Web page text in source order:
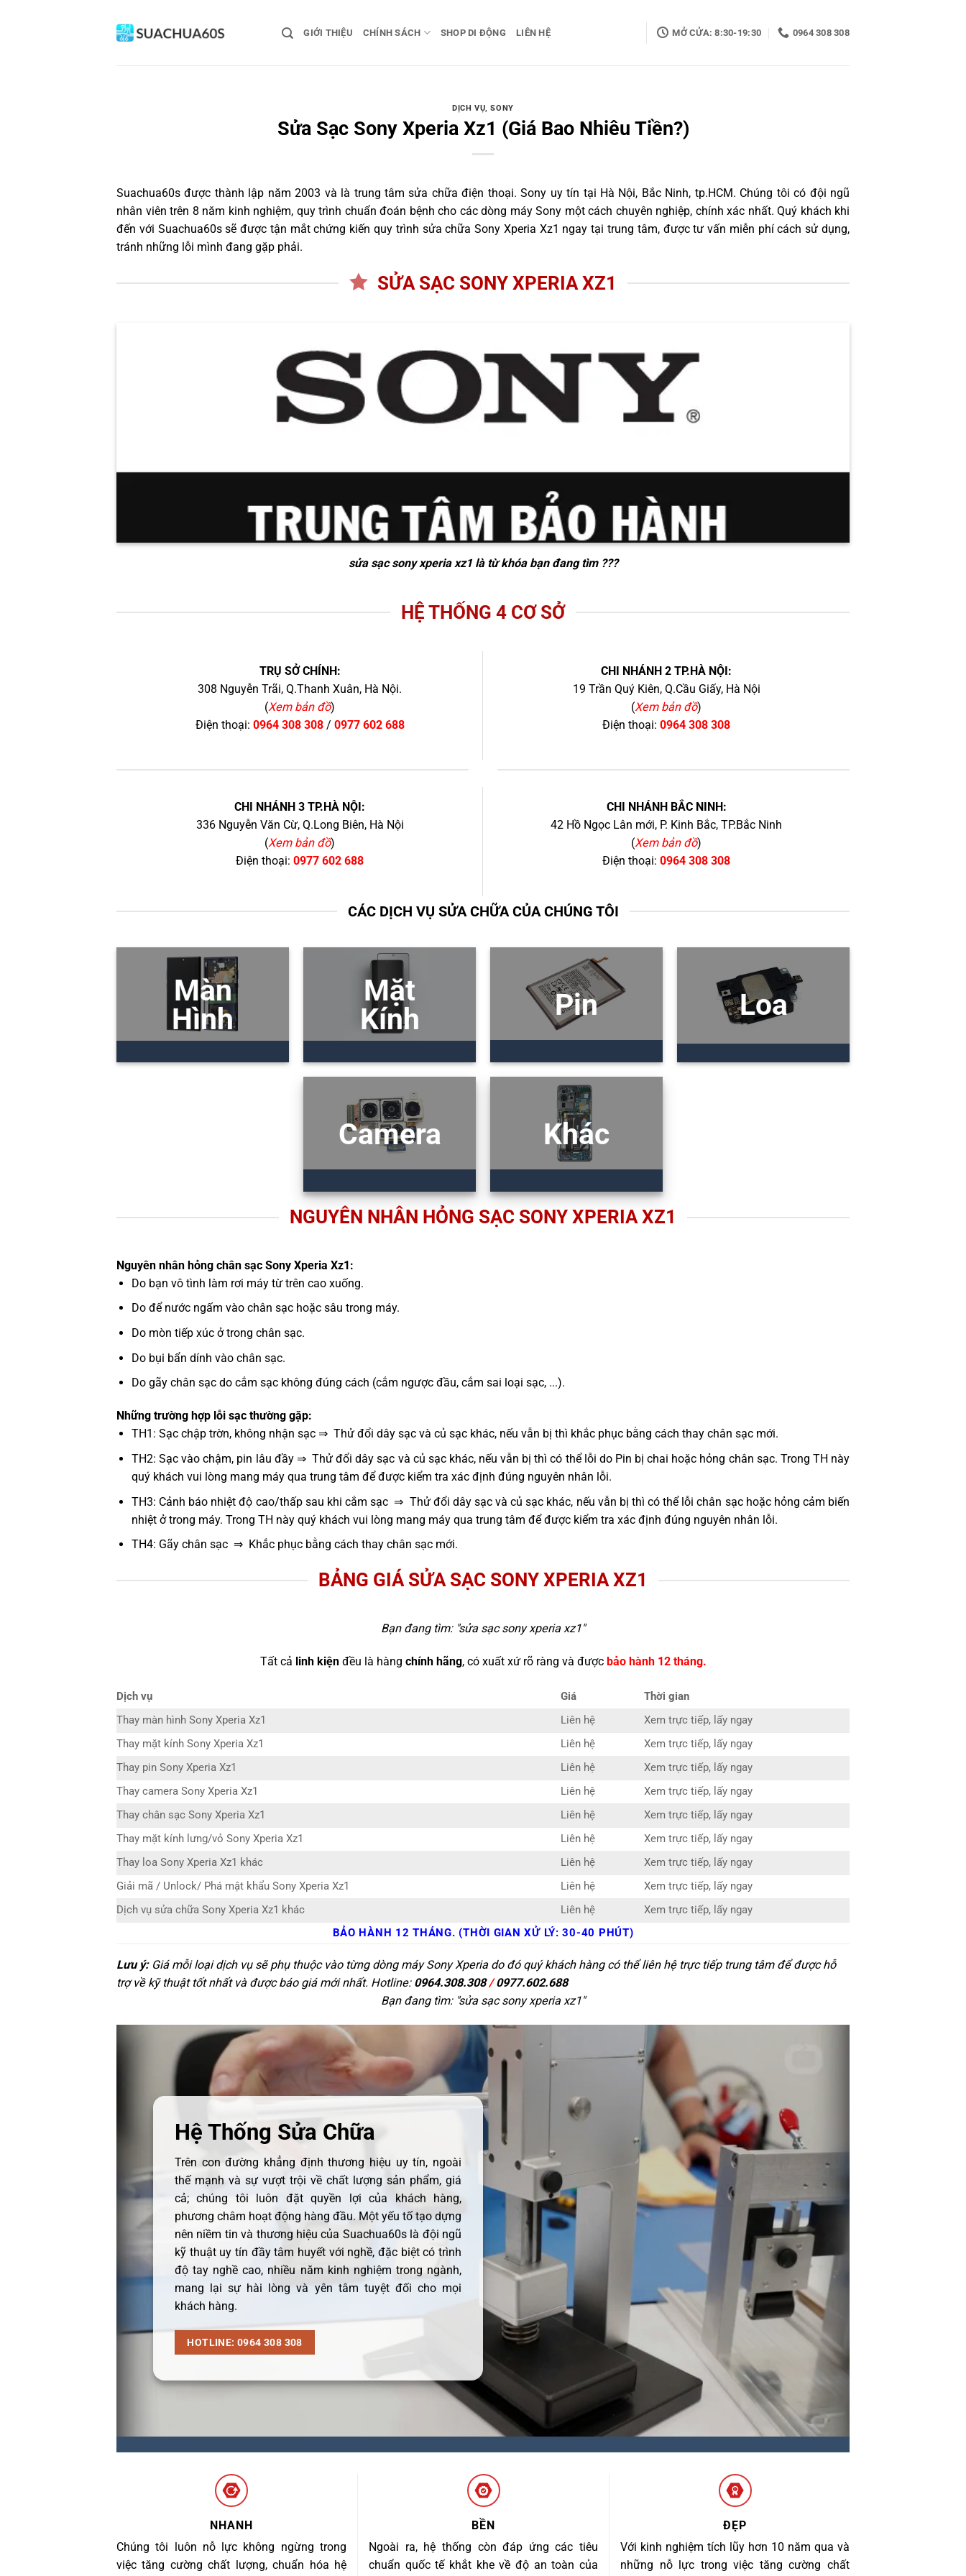
GIỚI THIỆU CHÍNH SÁCH SHOP DI ĐỘNG LIÊN HỆ MỞ CỬA: 8:30-19:30 0964 308 308
DỊCH VỤ,SONY
Sửa Sạc Sony Xperia Xz1 (Giá Bao Nhiêu Tiền?)
Suachua60s được thành lập năm 2003 và là trung tâm sửa chữa điện thoại. Sony uy tín tại Hà Nội, Bắc Ninh, tp.HCM. Chúng tôi có đội ngũ
nhân viên trên 8 năm kinh nghiệm, quy trình chuẩn đoán bệnh cho các dòng máy Sony một cách chuyên nghiệp, chính xác nhất. Quý khách khi
đến với Suachua60s sẽ được tận mắt chứng kiến quy trình sửa chữa Sony Xperia Xz1 ngay tại trung tâm, được tư vấn miễn phí cách sử dụng,
tránh những lỗi mình đang gặp phải.
SỬA SẠC SONY XPERIA XZ1
sửa sạc sony xperia xz1là từ khóa bạn đang tìm ???
HỆ THỐNG 4 CƠ SỞ
TRỤ SỞ CHÍNH:
308 Nguyễn Trãi, Q.Thanh Xuân, Hà Nội.
(Xem bản đồ)
Điện thoại: 0964 308 308/ 0977 602 688
CHI NHÁNH 2 TP.HÀ NỘI:
19 Trần Quý Kiên, Q.Cầu Giấy, Hà Nội
(Xem bản đồ)
Điện thoại: 0964 308 308
CHI NHÁNH 3 TP.HÀ NỘI:
336 Nguyễn Văn Cừ, Q.Long Biên, Hà Nội
(Xem bản đồ)
Điện thoại: 0977 602 688
CHI NHÁNH BẮC NINH:
42 Hồ Ngọc Lân mới, P. Kinh Bắc, TP.Bắc Ninh
(Xem bản đồ)
Điện thoại: 0964 308 308
CÁC DỊCH VỤ SỬA CHỮA CỦA CHÚNG TÔI
Màn
Hình
Mặt
Kính
Pin Loa
Camera Khác
NGUYÊN NHÂN HỎNG SẠC SONY XPERIA XZ1
Nguyên nhân hỏng chân sạc Sony Xperia Xz1:
Do bạn vô tình làm rơi máy từ trên cao xuống.
Do để nước ngấm vào chân sạc hoặc sâu trong máy.
Do mòn tiếp xúc ở trong chân sạc.
Do bụi bẩn dính vào chân sạc.
Do gãy chân sạc do cắm sạc không đúng cách (cắm ngược đầu, cắm sai loại sạc, ...).
Những trường hợp lỗi sạc thường gặp:
TH1: Sạc chập trờn, không nhận sạc ⇒ Thử đổi dây sạc và củ sạc khác, nếu vẫn bị thì khắc phục bằng cách thay chân sạc mới.
TH2: Sạc vào chậm, pin lâu đầy ⇒ Thử đổi dây sạc và củ sạc khác, nếu vẫn bị thì có thể lỗi do Pin bị chai hoặc hỏng chân sạc. Trong TH này
quý khách vui lòng mang máy qua trung tâm để được kiểm tra xác định đúng nguyên nhân lỗi.
TH3: Cảnh báo nhiệt độ cao/thấp sau khi cắm sạc ⇒ Thử đổi dây sạc và củ sạc khác, nếu vẫn bị thì có thể lỗi chân sạc hoặc hỏng cảm biến
nhiệt ở trong máy. Trong TH này quý khách vui lòng mang máy qua trung tâm để được kiểm tra xác định đúng nguyên nhân lỗi.
TH4: Gãy chân sạc ⇒ Khắc phục bằng cách thay chân sạc mới.
BẢNG GIÁ SỬA SẠC SONY XPERIA XZ1
Bạn đang tìm: "sửa sạc sony xperia xz1"
Tất cả linh kiệnđều là hàng chính hãng, có xuất xứ rõ ràng và được bảo hành 12 tháng.
Dịch vụ Giá
Thời gian
Thay màn hình Sony Xperia Xz1
Liên hệ
Xem trực tiếp, lấy ngay
Thay mặt kính Sony Xperia Xz1
Liên hệ
Xem trực tiếp, lấy ngay
Thay pin Sony Xperia Xz1
Liên hệ
Xem trực tiếp, lấy ngay
Thay camera Sony Xperia Xz1
Liên hệ
Xem trực tiếp, lấy ngay
Thay chân sạc Sony Xperia Xz1
Liên hệ
Xem trực tiếp, lấy ngay
Thay mặt kính lưng/vỏ Sony Xperia Xz1
Liên hệ
Xem trực tiếp, lấy ngay
Thay loa Sony Xperia Xz1 khác
Liên hệ
Xem trực tiếp, lấy ngay
Giải mã / Unlock/ Phá mật khẩu Sony Xperia Xz1
Liên hệ
Xem trực tiếp, lấy ngay
Dịch vụ sửa chữa Sony Xperia Xz1 khác
Liên hệ
Xem trực tiếp, lấy ngay
BẢO HÀNH 12 THÁNG. (THỜI GIAN XỬ LÝ: 30-40 PHÚT)
Lưu ý:Giá mỗi loại dịch vụ sẽ phụ thuộc vào từng dòng máy Sony Xperia do đó quý khách hàng có thể liên hệ trực tiếp trung tâm để được hỗ
trợ về kỹ thuật tốt nhất và được báo giá mới nhất. Hotline: 0964.308.308/0977.602.688
Bạn đang tìm: "sửa sạc sony xperia xz1"
Hệ Thống Sửa Chữa
Trên con đường khẳng định thương hiệu uy tín, ngoài
thế mạnh và sự vượt trội về chất lượng sản phẩm, giá
cả; chúng tôi luôn đặt quyền lợi của khách hàng,
phương châm hoạt động hàng đầu. Một yếu tố tạo dựng
nên niềm tin và thương hiệu của Suachua60s là đội ngũ
kỹ thuật uy tín đầy tâm huyết với nghề, đặc biệt có trình
độ tay nghề cao, nhiều năm kinh nghiệm trong ngành,
mang lại sự hài lòng và yên tâm tuyệt đối cho mọi
khách hàng.
HOTLINE: 0964 308 308
NHANH
Chúng tôi luôn nỗ lực không ngừng trong
việc tăng cường chất lượng, chuẩn hóa hệ
BỀN
Ngoài ra, hệ thống còn đáp ứng các tiêu
chuẩn quốc tế khắt khe về độ an toàn của
ĐẸP
Với kinh nghiệm tích lũy hơn 10 năm qua và
những nỗ lực trong việc tăng cường chất